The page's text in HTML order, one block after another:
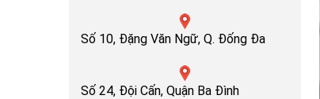
Số 10, Đặng Văn Ngữ, Q. Đống Đa
Số 24, Đội Cấn, Quận Ba Đình